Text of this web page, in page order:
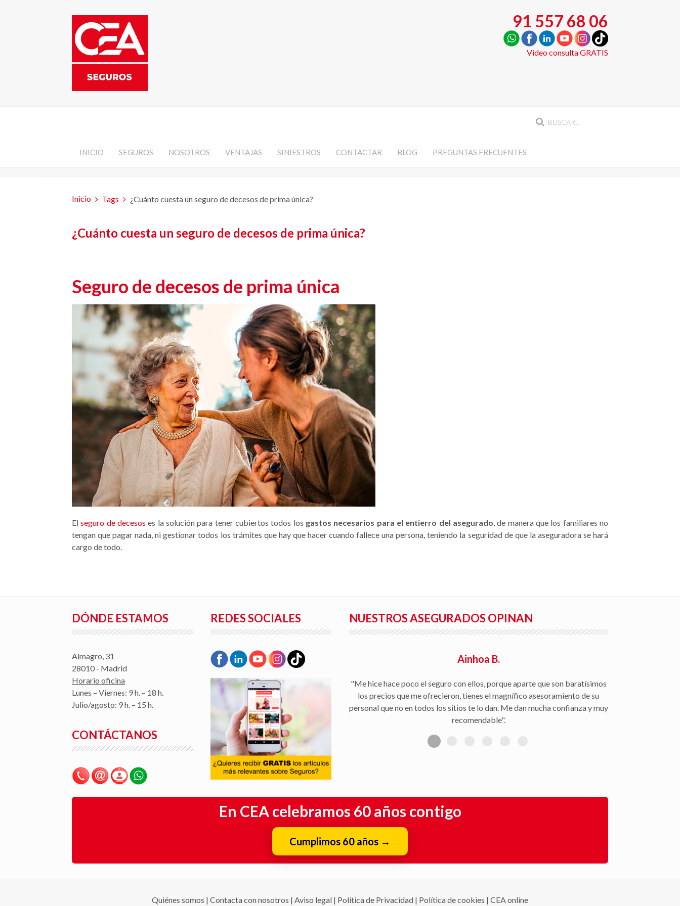
91 557 68 06
Video consulta GRATIS
INICIO SEGUROS NOSOTROS VENTAJAS SINIESTROS CONTACTAR BLOG PREGUNTAS FRECUENTES
Inicio Tags ¿Cuánto cuesta un seguro de decesos de prima única?
¿Cuánto cuesta un seguro de decesos de prima única?
Seguro de decesos de prima única
Elseguro de decesos es la solución para tener cubiertos todos los gastos necesarios para el entierro del asegurado, de manera que los familiares no
tengan que pagar nada, ni gestionar todos los trámites que hay que hacer cuando fallece una persona, teniendo la seguridad de que la aseguradora se hará
cargo de todo.
DÓNDE ESTAMOS
Almagro, 31
28010 - Madrid
Horario oficina
Lunes – Viernes: 9 h. – 18 h.
Julio/agosto: 9 h. – 15 h.
CONTÁCTANOS
REDES SOCIALES NUESTROS ASEGURADOS OPINAN
Rafael S.
"Facilidad para la tramitación de siniestros, seguimiento del parte a la
aseguradora, y rapidez en la gestión con la peritación y demás trámites".
En CEA celebramos 60 años contigo
Cumplimos 60 años →
Quiénes somos | Contacta con nosotros | Aviso legal | Política de Privacidad | Política de cookies | CEA online